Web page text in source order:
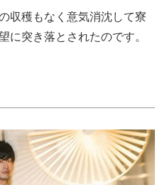
収穫もなく意気消沈して寮
に突き落とされたのです。